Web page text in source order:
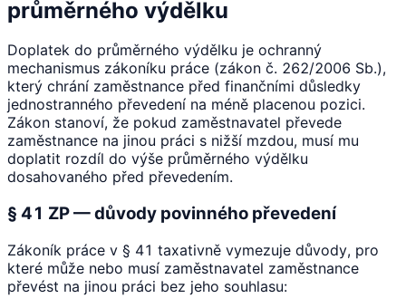
průměrného výdělku
Doplatek do průměrného výdělku je ochranný
mechanismus zákoníku práce (zákon č. 262/2006 Sb.),
který chrání zaměstnance před finančními důsledky
jednostranného převedení na méně placenou pozici.
Zákon stanoví, že pokud zaměstnavatel převede
zaměstnance na jinou práci s nižší mzdou, musí mu
doplatit rozdíl do výše průměrného výdělku
dosahovaného před převedením.
§ 41 ZP — důvody povinného převedení
Zákoník práce v § 41 taxativně vymezuje důvody, pro
které může nebo musí zaměstnavatel zaměstnance
převést na jinou práci bez jeho souhlasu: